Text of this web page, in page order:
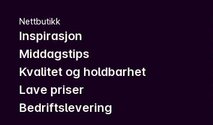
Nettbutikk
Inspirasjon
Middagstips
Kvalitet og holdbarhet
Lave priser
Bedriftslevering